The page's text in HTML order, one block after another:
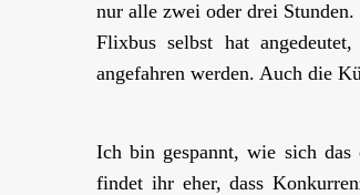
nur alle zwei oder drei Stunden.
Flixbus selbst hat
angefahren werden. Auch die
Ich bin gespannt, wie sich
findet ihr eher, dass